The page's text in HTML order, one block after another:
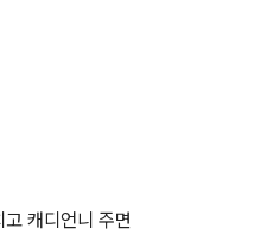
캐디언니 주면